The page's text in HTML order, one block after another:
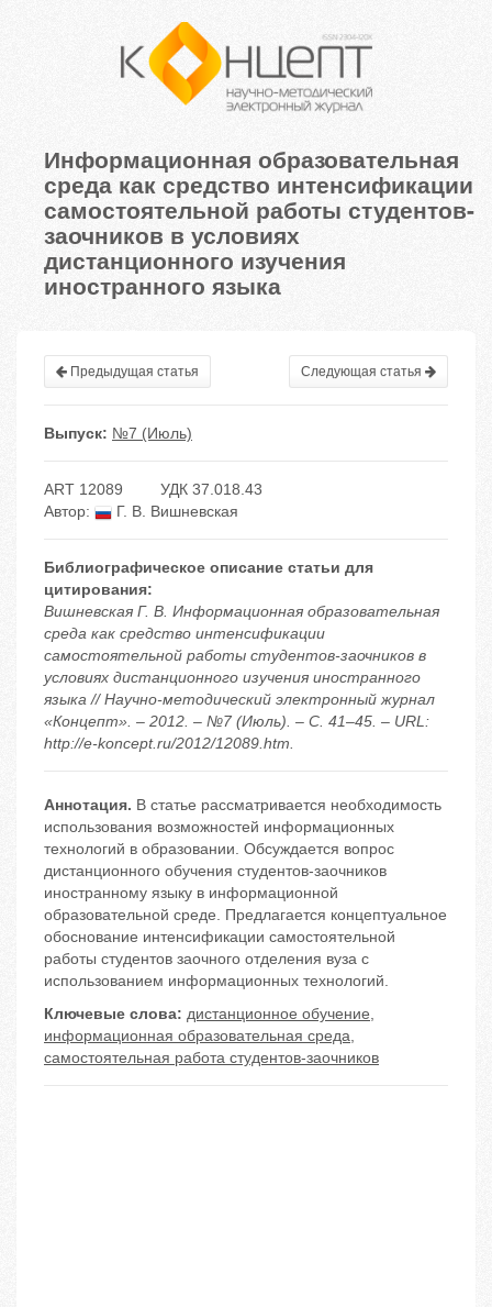
Информационная образовательная
среда как средство интенсификации
самостоятельной работы студентов-
заочников в условиях
дистанционного изучения
иностранного языка
Предыдущая статья Следующая статья
Выпуск: №7 (Июль)
ART 12089
УДК 37.018.43
Автор:
Г. В. Вишневская
Библиографическое описание статьи для
цитирования:
Вишневская Г. В. Информационная образовательная
среда как средство интенсификации
самостоятельной работы студентов-заочников в
условиях дистанционного изучения иностранного
языка // Научно-методический электронный журнал
«Концепт». – 2012. – №7 (Июль). – С. 41–45. – URL:
http://e-koncept.ru/2012/12089.htm.
Аннотация. В статье рассматривается необходимость
использования возможностей информационных
технологий в образовании. Обсуждается вопрос
дистанционного обучения студентов-заочников
иностранному языку в информационной
образовательной среде. Предлагается концептуальное
обоснование интенсификации самостоятельной
работы студентов заочного отделения вуза с
использованием информационных технологий.
Ключевые слова: дистанционное обучение,
информационная образовательная среда,
самостоятельная работа студентов-заочников